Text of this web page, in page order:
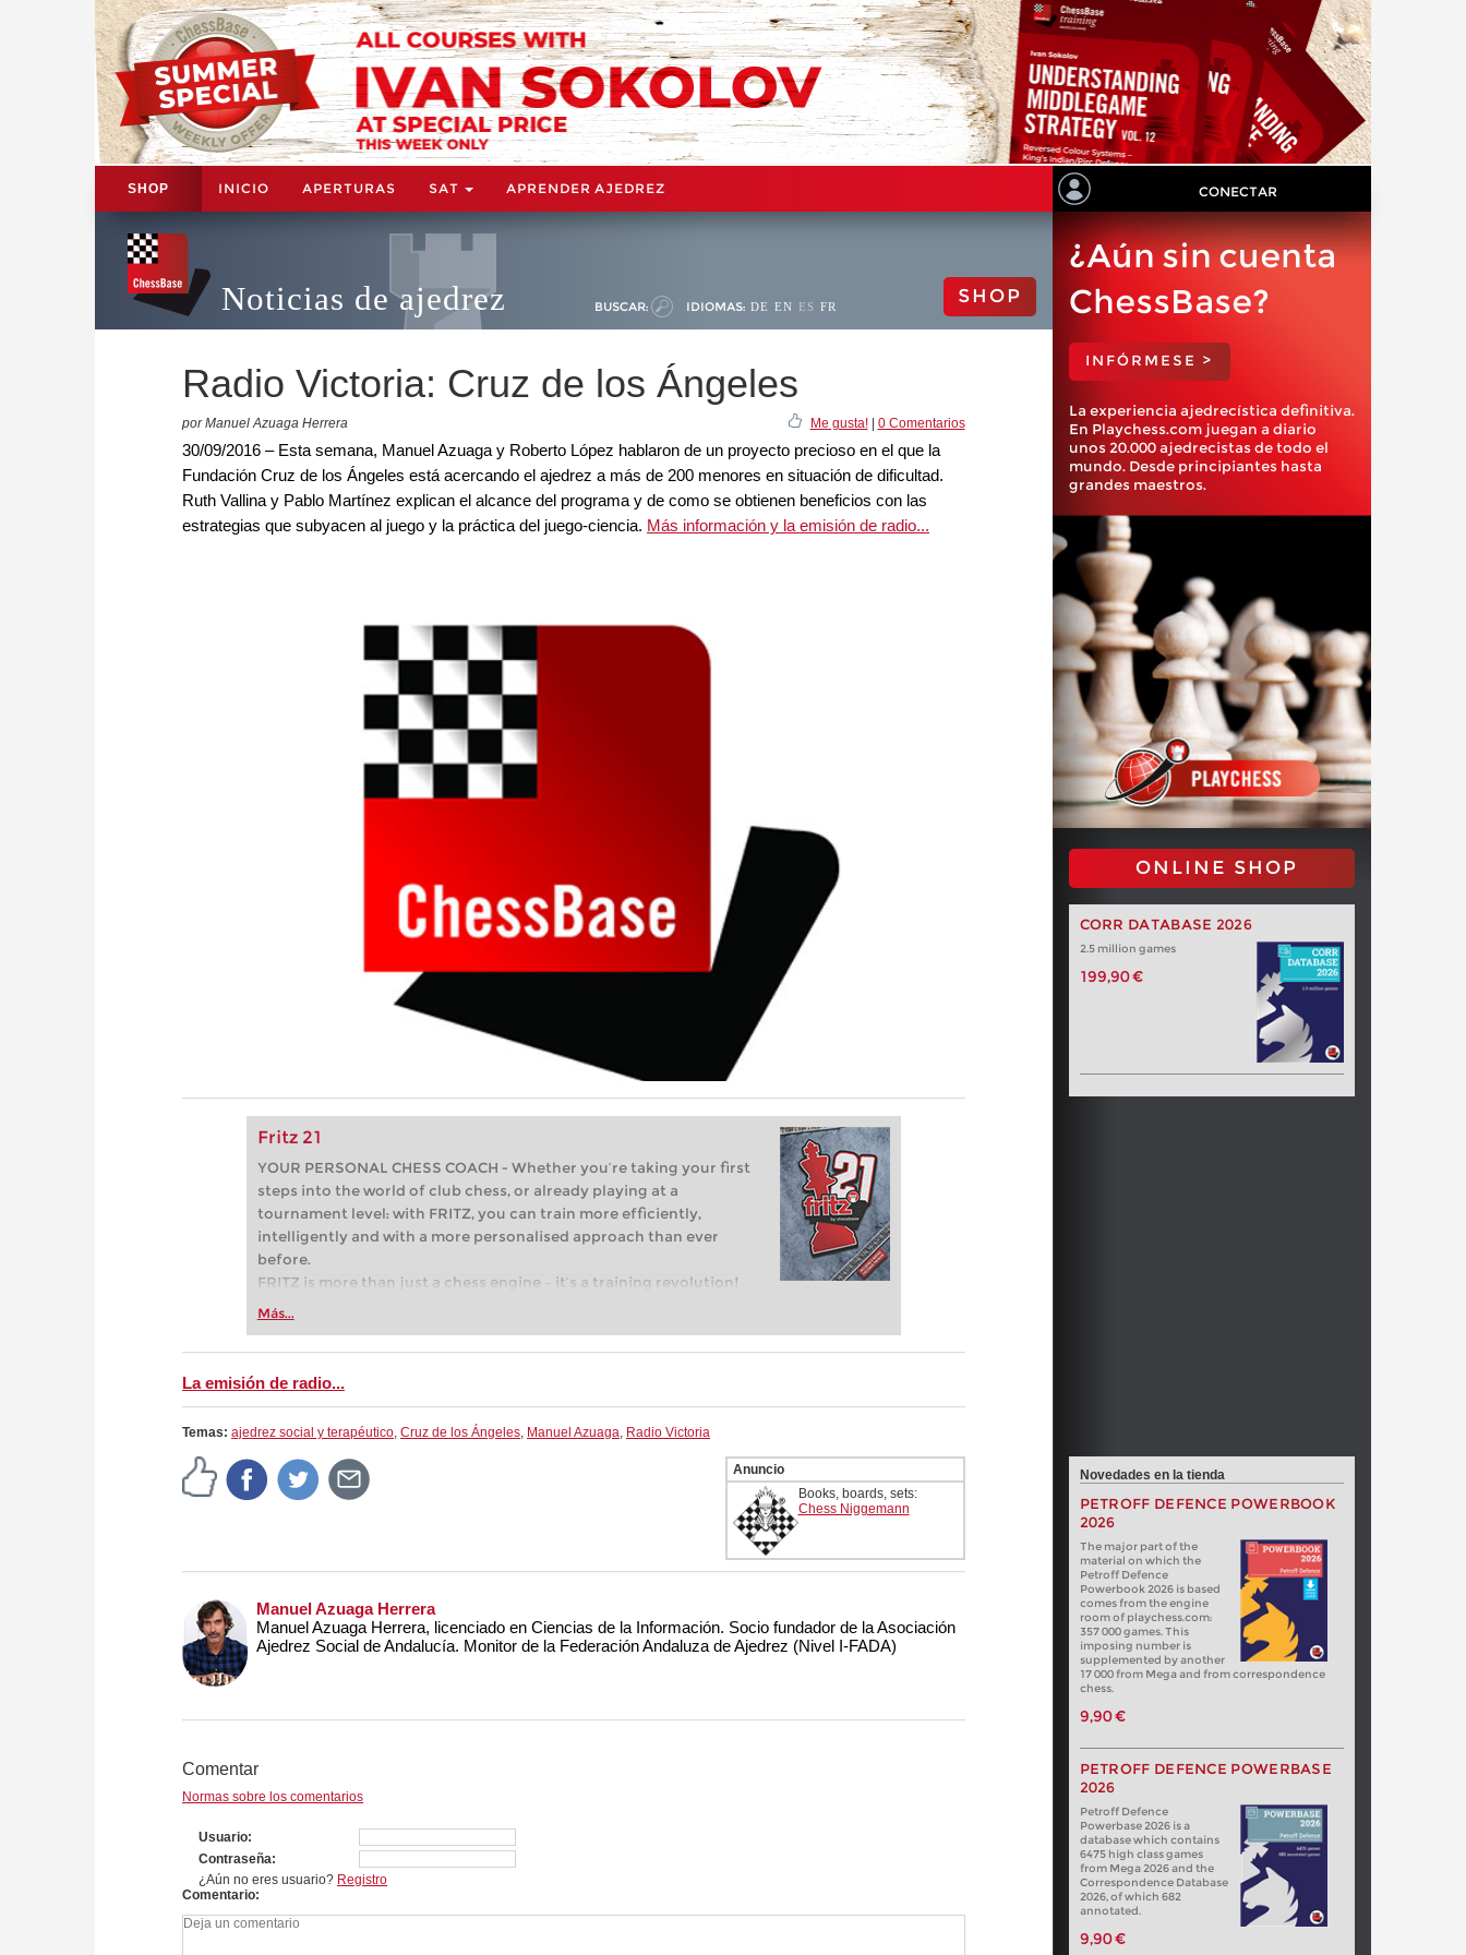
SHOP INICIO APERTURAS SAT APRENDER AJEDREZ CONECTAR
Noticias de ajedrez BUSCAR: IDIOMAS: DE EN ES FR SHOP
Radio Victoria: Cruz de los Ángeles
por Manuel Azuaga Herrera Me gusta!| 0 Comentarios
30/09/2016 – Esta semana, Manuel Azuaga y Roberto López hablaron de un proyecto precioso en el que la
Fundación Cruz de los Ángeles está acercando el ajedrez a más de 200 menores en situación de dificultad.
Ruth Vallina y Pablo Martínez explican el alcance del programa y de como se obtienen beneficios con las
estrategias que subyacen al juego y la práctica del juego-ciencia. Más información y la emisión de radio...
Fritz 21
YOUR PERSONAL CHESS COACH - Whether you’re taking your first
steps into the world of club chess, or already playing at a
tournament level: with FRITZ, you can train more efficiently,
intelligently and with a more personalised approach than ever
before.
FRITZ is more than just a chess engine – it’s a training revolution!
Whether you’re taking your first steps into the world of club chess,
more efficiently, intelligently and with a more personalised
approach than ever before.
Más...
¿Aún sin cuenta
ChessBase?
INFÓRMESE >
La experiencia ajedrecística definitiva.
En Playchess.com juegan a diario
unos 20.000 ajedrecistas de todo el
mundo. Desde principiantes hasta
grandes maestros.
ONLINE SHOP
CORR DATABASE 2026
2.5 million games
199,90 €
La emisión de radio...
Temas: ajedrez social y terapéutico, Cruz de los Ángeles, Manuel Azuaga, Radio Victoria
Anuncio
Books, boards, sets:
Chess Niggemann
Manuel Azuaga Herrera
Manuel Azuaga Herrera, licenciado en Ciencias de la Información. Socio fundador de la Asociación
Ajedrez Social de Andalucía. Monitor de la Federación Andaluza de Ajedrez (Nivel I-FADA)
Comentar
Normas sobre los comentarios
Usuario
Contraseña
¿Aún no eres usuario? Registro
Comentario
Novedades en la tienda
PETROFF DEFENCE POWERBOOK
2026
The major part of the
material on which the
Petroff Defence
Powerbook 2026 is based
comes from the engine
room of playchess.com:
357 000 games. This
imposing number is
supplemented by another
17 000 from Mega and from correspondence
chess.
9,90 €
PETROFF DEFENCE POWERBASE
2026
Petroff Defence
Powerbase 2026 is a
database which contains
6475 high class games
from Mega 2026 and the
Correspondence Database
2026, of which 682
annotated.
9,90 €